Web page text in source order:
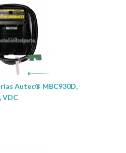
Autec® MBC930D,
VDC